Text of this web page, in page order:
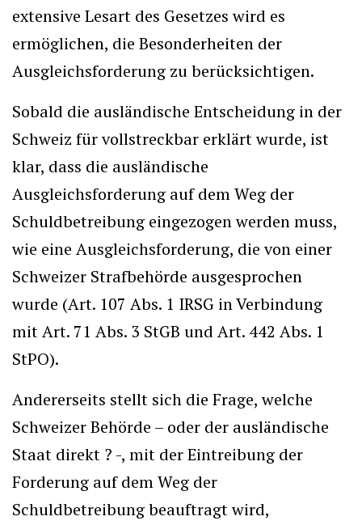
extensive Lesart des Gesetzes wird es
ermöglichen, die Besonderheiten der
Ausgleichsforderung zu berücksichtigen.
Sobald die ausländische Entscheidung in der
Schweiz für vollstreckbar erklärt wurde, ist
klar, dass die ausländische
Ausgleichsforderung auf dem Weg der
Schuldbetreibung eingezogen werden muss,
wie eine Ausgleichsforderung, die von einer
Schweizer Strafbehörde ausgesprochen
wurde (Art. 107 Abs. 1 IRSG in Verbindung
mit Art. 71 Abs. 3 StGB und Art. 442 Abs. 1
StPO).
Andererseits stellt sich die Frage, welche
Schweizer Behörde – oder der ausländische
Staat direkt ? -, mit der Eintreibung der
Forderung auf dem Weg der
Schuldbetreibung beauftragt wird,